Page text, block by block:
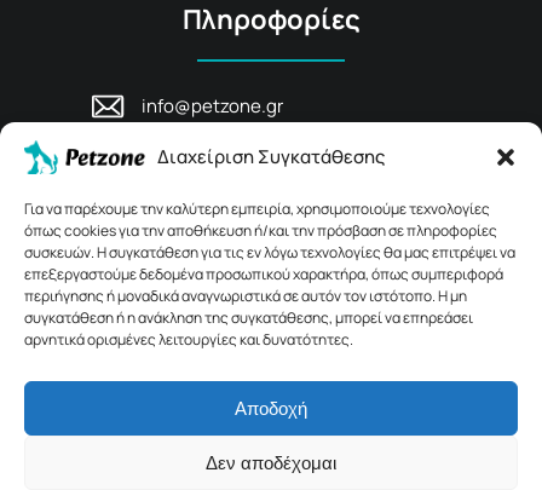
Διαχείριση Συγκατάθεσης
Για να παρέχουμε την καλύτερη εμπειρία, χρησιμοποιούμε τεχνολογίες
όπως cookies για την αποθήκευση ή/και την πρόσβαση σε πληροφορίες
συσκευών. Η συγκατάθεση για τις εν λόγω τεχνολογίες θα μας επιτρέψει να
επεξεργαστούμε δεδομένα προσωπικού χαρακτήρα, όπως συμπεριφορά
περιήγησης ή μοναδικά αναγνωριστικά σε αυτόν τον ιστότοπο. Η μη
συγκατάθεση ή η ανάκληση της συγκατάθεσης, μπορεί να επηρεάσει
αρνητικά ορισμένες λειτουργίες και δυνατότητες.
Αποδοχή
Δεν αποδέχομαι
Πληροφορίες
info@petzone.gr
Ρέθυμνο, Κρήτη
© 2026 Petzone.gr – All Rights Reserved.